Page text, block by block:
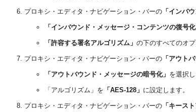
プロキシ・エディタ・ナビゲーション・バーの 「インバ
「インバウンド・メッセージ・コンテンツの復号化
「許容する署名アルゴリズム」 の下のすべてのオ
プロキシ・エディタ・ナビゲーション・バーの 「アウト
「アウトバウンド・メッセージの暗号化」 を選択し
「アルゴリズム」を 「AES-128」 に設定します。
プロキシ・エディタ・ナビゲーション・バーの 「キース